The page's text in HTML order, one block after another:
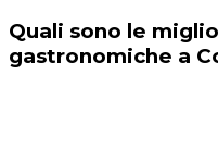
Quali sono le
gastronomiche a